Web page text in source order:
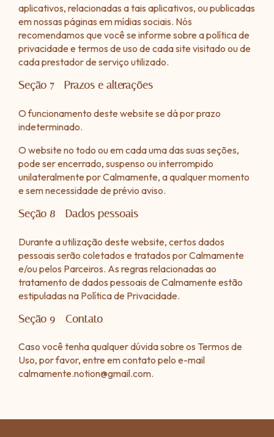
aplicativos, relacionadas a tais aplicativos, ou publicadas
em nossas páginas em mídias sociais. Nós
recomendamos que você se informe sobre a política de
privacidade e termos de uso de cada site visitado ou de
cada prestador de serviço utilizado.
Seção 7 - Prazos e alterações
O funcionamento deste website se dá por prazo
indeterminado.
O website no todo ou em cada uma das suas seções,
pode ser encerrado, suspenso ou interrompido
unilateralmente por Calmamente, a qualquer momento
e sem necessidade de prévio aviso.
Seção 8 - Dados pessoais
Durante a utilização deste website, certos dados
pessoais serão coletados e tratados por Calmamente
e/ou pelos Parceiros. As regras relacionadas ao
tratamento de dados pessoais de Calmamente estão
estipuladas na Política de Privacidade.
Seção 9 - Contato
Caso você tenha qualquer dúvida sobre os Termos de
Uso, por favor, entre em contato pelo e-mail
calmamente.notion@gmail.com.